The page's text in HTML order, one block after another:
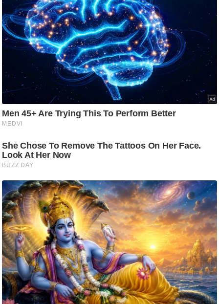
/
फै
श
न
रे
लू
स्खे
प
ट
न
स्थ
ल
फि
ट
ने
स
मं
त्रा
रि
ले